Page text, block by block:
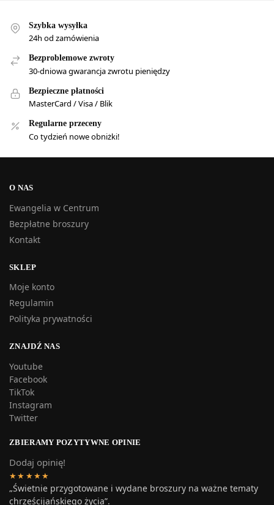
Szybka wysyłka
24h od zamówienia
Bezproblemowe zwroty
30-dniowa gwarancja zwrotu pieniędzy
Bezpieczne płatności
MasterCard / Visa / Blik
Regularne przeceny
Co tydzień nowe obniżki!
O NAS
Ewangelia w Centrum
Bezpłatne broszury
Kontakt
SKLEP
Moje konto
Regulamin
Polityka prywatności
ZNAJDŹ NAS
Youtube
Facebook
TikTok
Instagram
Twitter
ZBIERAMY POZYTYWNE OPINIE
Dodaj opinię!
★★★★★
„Świetnie przygotowane i wydane broszury na ważne tematy
chrześcijańskiego życia”.